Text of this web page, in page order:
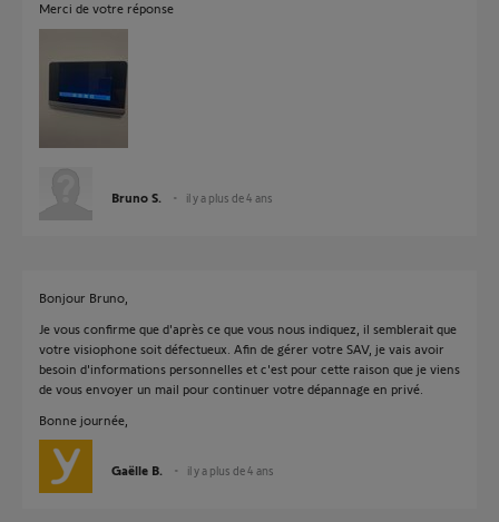
Merci de votre réponse
Bruno S. il y a plus de 4 ans
Bonjour Bruno,
Je vous confirme que d'après ce que vous nous indiquez, il semblerait que
votre visiophone soit défectueux. Afin de gérer votre SAV, je vais avoir
besoin d'informations personnelles et c'est pour cette raison que je viens
de vous envoyer un mail pour continuer votre dépannage en privé.
Bonne journée,
Gaëlle B. il y a plus de 4 ans